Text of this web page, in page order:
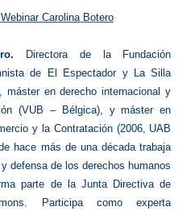
Carolina Botero
Directora de la Fundación
de El Espectador y La Silla
máster en derecho internacional y
(VUB – Bélgica), y máster en
y la Contratación (2006, UAB
hace más de una década trabaja
defensa de los derechos humanos
parte de la Junta Directiva de
Participa como experta